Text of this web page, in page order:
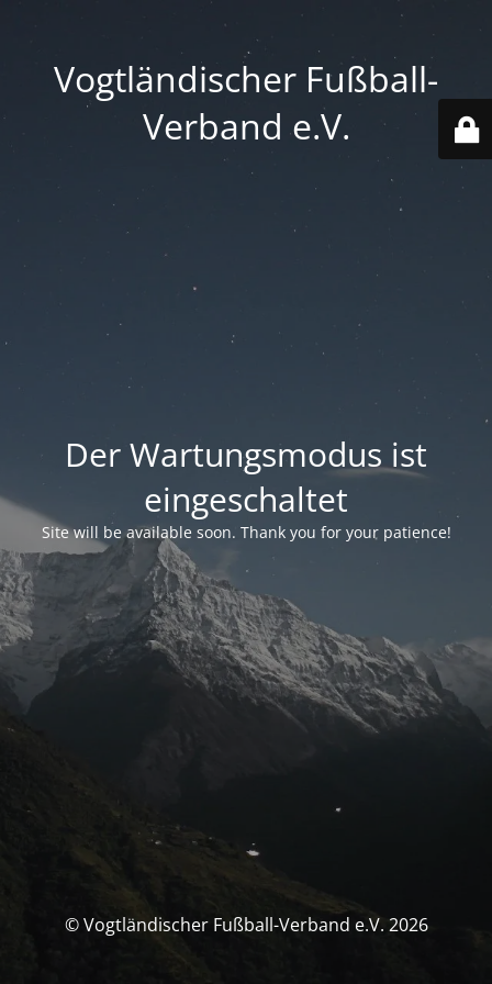
Vogtländischer Fußball-
Verband e.V.
Der Wartungsmodus ist
eingeschaltet
Site will be available soon. Thank you for your patience!
© Vogtländischer Fußball-Verband e.V. 2026